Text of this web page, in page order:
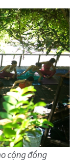
cộng đồng